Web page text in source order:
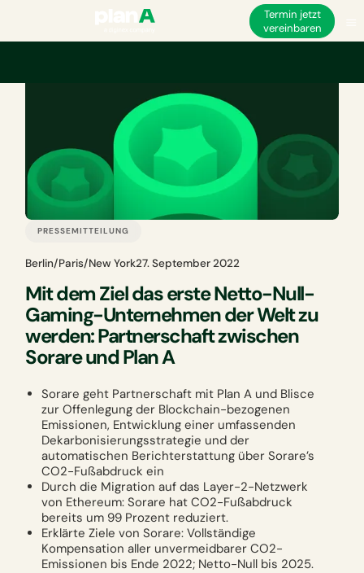
Termin jetzt
vereinbaren
PRESSEMITTEILUNG
Berlin/Paris/New York27. September 2022
Mit dem Ziel das erste Netto-Null-
Gaming-Unternehmen der Welt zu
werden: Partnerschaft zwischen
Sorare und Plan A
Sorare geht Partnerschaft mit Plan A und Blisce
zur Offenlegung der Blockchain-bezogenen
Emissionen, Entwicklung einer umfassenden
Dekarbonisierungsstrategie und der
automatischen Berichterstattung über Sorare’s
CO2-Fußabdruck ein
Durch die Migration auf das Layer-2-Netzwerk
von Ethereum: Sorare hat CO2-Fußabdruck
bereits um 99 Prozent reduziert.
Erklärte Ziele von Sorare: Vollständige
Kompensation aller unvermeidbarer CO2-
Emissionen bis Ende 2022; Netto-Null bis 2025.